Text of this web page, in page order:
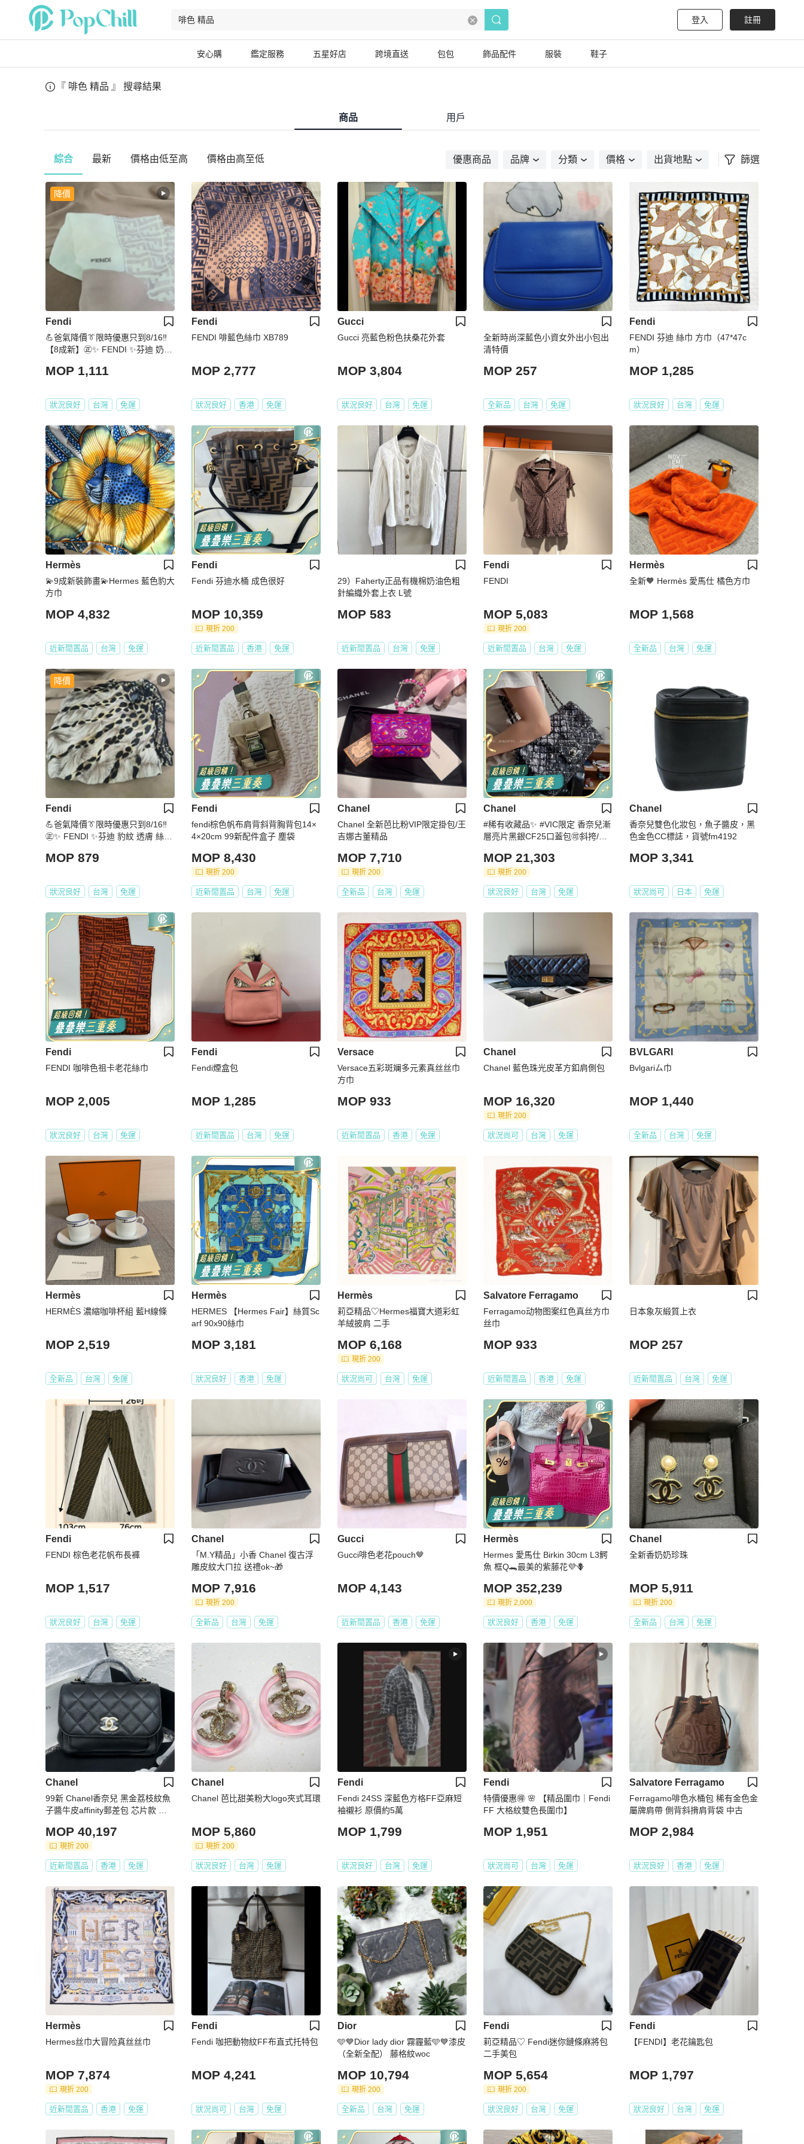
登入 註冊
安心購 鑑定服務 五星好店 跨境直送 包包 飾品配件 服裝 鞋子
『 啡色 精品 』 搜尋結果
商品 用戶
綜合 最新 價格由低至高 價格由高至低 優惠商品 品牌 分類 價格 出貨地點 篩選
降價
Fendi
💪爸氣降價👔限時優惠只到8/16‼️
【8成新】㊣✨ FENDI ✨芬迪 奶茶
精品/配件🌳二手樹屋🌳
MOP 1,111
狀況良好 台灣 免運
Fendi
FENDI 啡藍色絲巾 XB789
MOP 2,777
狀況良好 香港 免運
Gucci
Gucci 亮藍色粉色扶桑花外套
MOP 3,804
狀況良好 台灣 免運
全新時尚深藍色小資女外出小包出
清特價
MOP 257
全新品 台灣 免運
Fendi
FENDI 芬迪 絲巾 方巾（47*47c
m）
MOP 1,285
狀況良好 台灣 免運
Hermès
💫9成新裝飾畫💫Hermes 藍色豹大
方巾
MOP 4,832
近新閒置品 台灣 免運
Fendi
Fendi 芬迪水桶 成色很好
MOP 10,359
現折 200
近新閒置品 香港 免運
29）Faherty正品有機棉奶油色粗
針編織外套上衣 L號
MOP 583
近新閒置品 台灣 免運
Fendi
FENDI
MOP 5,083
現折 200
近新閒置品 台灣 免運
Hermès
全新🧡 Hermès 愛馬仕 橘色方巾
MOP 1,568
全新品 台灣 免運
降價
Fendi
💪爸氣降價👔限時優惠只到8/16‼️
㊣✨ FENDI ✨芬迪 豹紋 透膚 絲綢
屋🌳
MOP 879
狀況良好 台灣 免運
Fendi
fendi棕色帆布肩背斜背胸背包14×
4×20cm 99新配件盒子 塵袋
MOP 8,430
現折 200
近新閒置品 台灣 免運
Chanel
Chanel 全新芭比粉VIP限定掛包/王
吉娜古董精品
MOP 7,710
現折 200
全新品 台灣 免運
Chanel
#稀有收藏品✨ #VIC限定 香奈兒漸
層亮片黑銀CF25口蓋包🉑斜挎/肩
MOP 21,303
現折 200
狀況良好 台灣 免運
Chanel
香奈兒雙色化妝包，魚子醬皮，黑
色金色CC標誌，貨號fm4192
MOP 3,341
狀況尚可 日本 免運
Fendi
FENDI 咖啡色祖卡老花絲巾
MOP 2,005
狀況良好 台灣 免運
Fendi
Fendi煙盒包
MOP 1,285
近新閒置品 台灣 免運
Versace
Versace五彩斑斓多元素真丝丝巾
方巾
MOP 933
近新閒置品 香港 免運
Chanel
Chanel 藍色珠光皮革方釦肩側包
MOP 16,320
現折 200
狀況尚可 台灣 免運
BVLGARI
Bvlgariㄙ巾
MOP 1,440
全新品 台灣 免運
Hermès
HERMÈS 濃縮咖啡杯組 藍H線條
MOP 2,519
全新品 台灣 免運
Hermès
HERMES 【Hermes Fair】絲質Sc
arf 90x90絲巾
MOP 3,181
狀況良好 香港 免運
Hermès
莉亞精品♡Hermes福寶大道彩虹
羊絨披肩 二手
MOP 6,168
現折 200
狀況尚可 台灣 免運
Salvatore Ferragamo
Ferragamo动物图案红色真丝方巾
丝巾
MOP 933
近新閒置品 香港 免運
日本象灰緞質上衣
MOP 257
近新閒置品 台灣 免運
Fendi
FENDI 棕色老花帆布長褲
MOP 1,517
狀況良好 台灣 免運
Chanel
「M.Y精品」小香 Chanel 復古浮
雕皮紋大ㄇ拉 送禮ok~🎁
MOP 7,916
現折 200
全新品 台灣 免運
Gucci
Gucci啡色老花pouch🤎
MOP 4,143
近新閒置品 香港 免運
Hermès
Hermes 愛馬仕 Birkin 30cm L3鰐
魚 框Q🐊最美的紫藤花💜🪻
MOP 352,239
現折 2,000
狀況良好 香港 免運
Chanel
全新香奶奶珍珠
MOP 5,911
現折 200
全新品 台灣 免運
Chanel
99新 Chanel香奈兒 黑金荔枝紋魚
子醬牛皮affinity郵差包 芯片款 牛
MOP 40,197
現折 200
近新閒置品 香港 免運
Chanel
Chanel 芭比甜美粉大logo夾式耳環
MOP 5,860
現折 200
狀況良好 台灣 免運
Fendi
Fendi 24SS 深藍色方格FF亞麻短
袖襯衫 原價約5萬
MOP 1,799
狀況良好 台灣 免運
Fendi
特價優惠🉐 🌸 【精品圍巾｜Fendi
FF 大格紋雙色長圍巾】
MOP 1,951
狀況尚可 台灣 免運
Salvatore Ferragamo
Ferragamo啡色水桶包 稀有金色金
屬牌肩帶 側背斜揹肩背袋 中古
MOP 2,984
狀況良好 香港 免運
Hermès
Hermes丝巾大冒险真丝丝巾
MOP 7,874
現折 200
近新閒置品 香港 免運
Fendi
Fendi 咖把動物紋FF布直式托特包
MOP 4,241
狀況尚可 台灣 免運
Dior
🩵💙Dior lady dior 霧霾藍🩵💙漆皮
（全新全配） 藤格紋woc
MOP 10,794
現折 200
全新品 台灣 免運
Fendi
莉亞精品♡ Fendi迷你鏈條麻將包
二手美包
MOP 5,654
現折 200
狀況良好 台灣 免運
Fendi
【FENDI】老花鑰匙包
MOP 1,797
狀況良好 台灣 免運